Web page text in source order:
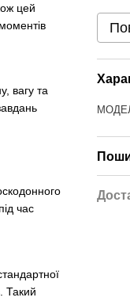
цей
вагу та
час
Такий